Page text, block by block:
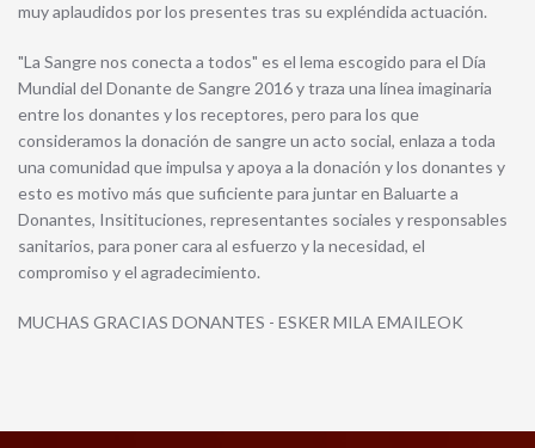
muy aplaudidos por los presentes tras su expléndida actuación.
"La Sangre nos conecta a todos" es el lema escogido para el Día
Mundial del Donante de Sangre 2016 y traza una línea imaginaria
entre los donantes y los receptores, pero para los que
consideramos la donación de sangre un acto social, enlaza a toda
una comunidad que impulsa y apoya a la donación y los donantes y
esto es motivo más que suficiente para juntar en Baluarte a
Donantes, Insitituciones, representantes sociales y responsables
sanitarios, para poner cara al esfuerzo y la necesidad, el
compromiso y el agradecimiento.
MUCHAS GRACIAS DONANTES - ESKER MILA EMAILEOK